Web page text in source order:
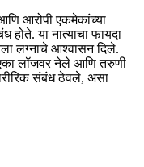
आरोपी एकमेकांच्या
या नात्याचा फायदा
लग्नाचे आश्वासन दिले.
एका लॉजवर नेले आणि तरुणी
संबंध ठेवले, असा